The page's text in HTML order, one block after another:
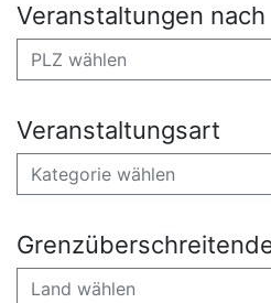
Veranstaltungen nach
PLZ wählen
Veranstaltungsart
Kategorie wählen
Land wählen